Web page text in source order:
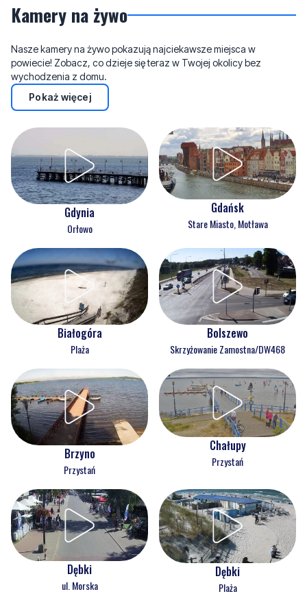
Kamery na żywo
Nasze kamery na żywo pokazują najciekawsze miejsca w
powiecie! Zobacz, co dzieje się teraz w Twojej okolicy bez
wychodzenia z domu.
Pokaż więcej
Gdynia
Orłowo
Gdańsk
Stare Miasto, Motława
Białogóra
Plaża
Bolszewo
Skrzyżowanie Zamostna/DW468
Brzyno
Przystań
Chałupy
Przystań
Dębki
ul. Morska
Dębki
Plaża